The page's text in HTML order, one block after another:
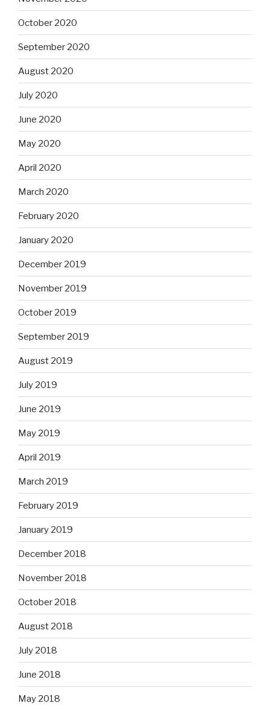
October 2020
September 2020
August 2020
July 2020
June 2020
May 2020
April 2020
March 2020
February 2020
January 2020
December 2019
November 2019
October 2019
September 2019
August 2019
July 2019
June 2019
May 2019
April 2019
March 2019
February 2019
January 2019
December 2018
November 2018
October 2018
August 2018
July 2018
June 2018
May 2018